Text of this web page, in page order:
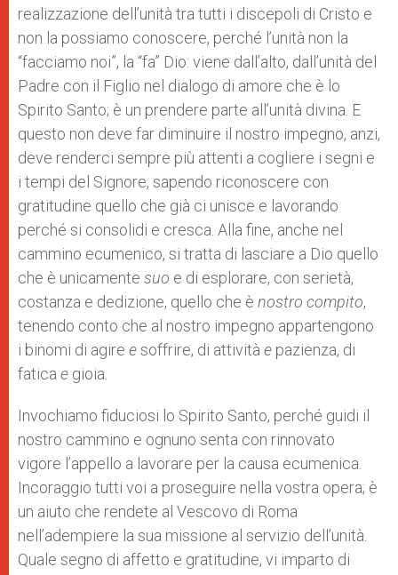
realizzazione dell’unità tra tutti i discepoli di Cristo e
non la possiamo conoscere, perché l’unità non la
“facciamo noi”, la “fa” Dio: viene dall’alto, dall’unità del
Padre con il Figlio nel dialogo di amore che è lo
Spirito Santo; è un prendere parte all’unità divina. E
questo non deve far diminuire il nostro impegno, anzi,
deve renderci sempre più attenti a cogliere i segni e
i tempi del Signore, sapendo riconoscere con
gratitudine quello che già ci unisce e lavorando
perché si consolidi e cresca. Alla fine, anche nel
cammino ecumenico, si tratta di lasciare a Dio quello
che è unicamente suo e di esplorare, con serietà,
costanza e dedizione, quello che è nostro compito,
tenendo conto che al nostro impegno appartengono
i binomi di agire esoffrire, di attività e pazienza, di
fatica e gioia.
Invochiamo fiduciosi lo Spirito Santo, perché guidi il
nostro cammino e ognuno senta con rinnovato
vigore l’appello a lavorare per la causa ecumenica.
Incoraggio tutti voi a proseguire nella vostra opera; è
un aiuto che rendete al Vescovo di Roma
nell’adempiere la sua missione al servizio dell’unità.
Quale segno di affetto e gratitudine, vi imparto di